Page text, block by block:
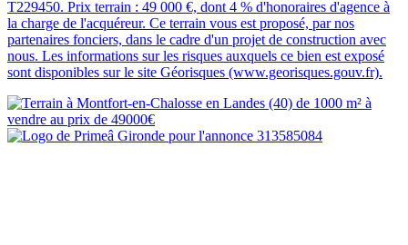
T229450. Prix terrain : 49 000 €, dont 4 % d'honoraires d'agence à
la charge de l'acquéreur. Ce terrain vous est proposé, par nos
partenaires fonciers, dans le cadre d'un projet de construction avec
nous. Les informations sur les risques auxquels ce bien est exposé
sont disponibles sur le site Géorisques (www.georisques.gouv.fr).